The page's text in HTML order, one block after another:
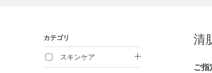
清
カテゴリ
スキンケア
ご指